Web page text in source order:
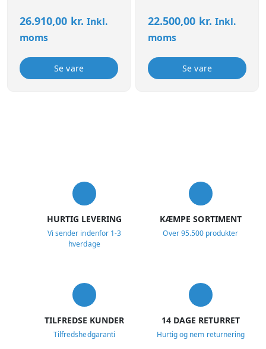
26.910,00 kr. Inkl.
moms
Se vare
22.500,00 kr. Inkl.
moms
Se vare
HURTIG LEVERING
Vi sender indenfor 1-3
hverdage
KÆMPE SORTIMENT
Over 95.500 produkter
TILFREDSE KUNDER
Tilfredshedgaranti
14 DAGE RETURRET
Hurtig og nem returnering